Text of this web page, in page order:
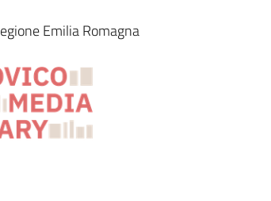
Emilia Romagna